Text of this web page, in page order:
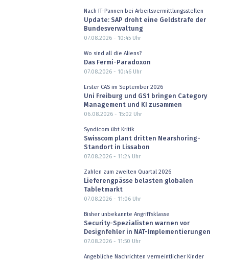
Nach IT-Pannen bei Arbeitsvermittlungsstellen
Update: SAP droht eine Geldstrafe der
Bundesverwaltung
07.08.2026 - 10:45Uhr
Wo sind all die Aliens?
Das Fermi-Paradoxon
07.08.2026 - 10:46Uhr
Erster CAS im September 2026
Uni Freiburg und GS1 bringen Category
Management und KI zusammen
06.08.2026 - 15:02 Uhr
Syndicom übt Kritik
Swisscom plant dritten Nearshoring-
Standort in Lissabon
07.08.2026 - 11:24Uhr
Zahlen zum zweiten Quartal 2026
Lieferengpässe belasten globalen
Tabletmarkt
07.08.2026 - 11:06Uhr
Bisher unbekannte Angriffsklasse
Security-Spezialisten warnen vor
Designfehler in NAT-Implementierungen
07.08.2026 - 11:50 Uhr
Angebliche Nachrichten vermeintlicher Kinder